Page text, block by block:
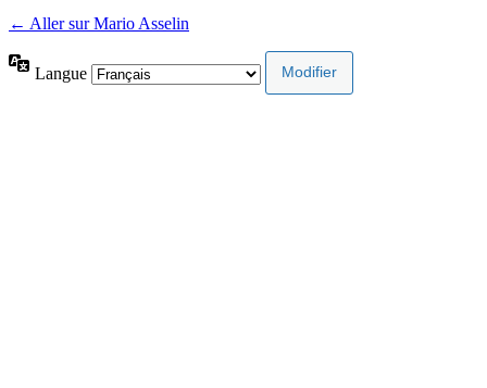
← Aller sur Mario Asselin
Langue